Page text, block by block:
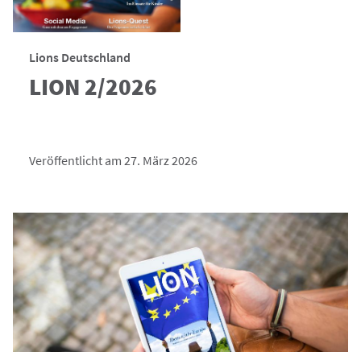
Lions Deutschland
LION 2/2026
Veröffentlicht am 27. März 2026